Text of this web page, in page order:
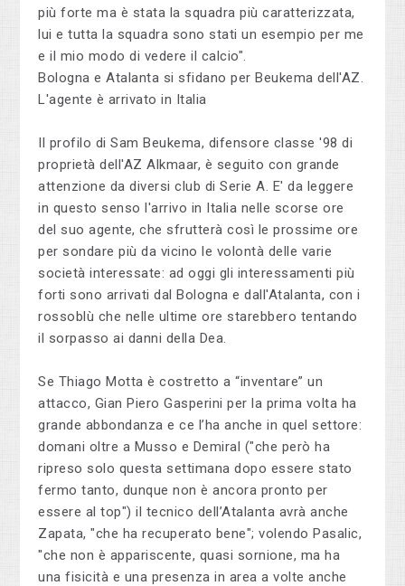
più forte ma è stata la squadra più caratterizzata,
lui e tutta la squadra sono stati un esempio per me
e il mio modo di vedere il calcio".
Bologna e Atalanta si sfidano per Beukema dell'AZ.
L'agente è arrivato in Italia
Il profilo di Sam Beukema, difensore classe '98 di
proprietà dell'AZ Alkmaar, è seguito con grande
attenzione da diversi club di Serie A. E' da leggere
in questo senso l'arrivo in Italia nelle scorse ore
del suo agente, che sfrutterà così le prossime ore
per sondare più da vicino le volontà delle varie
società interessate: ad oggi gli interessamenti più
forti sono arrivati dal Bologna e dall'Atalanta, con i
rossoblù che nelle ultime ore starebbero tentando
il sorpasso ai danni della Dea.
Se Thiago Motta è costretto a “inventare” un
attacco, Gian Piero Gasperini per la prima volta ha
grande abbondanza e ce l’ha anche in quel settore:
domani oltre a Musso e Demiral ("che però ha
ripreso solo questa settimana dopo essere stato
fermo tanto, dunque non è ancora pronto per
essere al top") il tecnico dell’Atalanta avrà anche
Zapata, "che ha recuperato bene"; volendo Pasalic,
"che non è appariscente, quasi sornione, ma ha
una fisicità e una presenza in area a volte anche